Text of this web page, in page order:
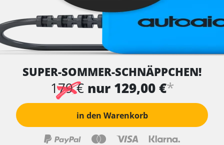
SUPER-SOMMER-SCHNÄPPCHEN!
179 € nur 129,00 €*
in den Warenkorb